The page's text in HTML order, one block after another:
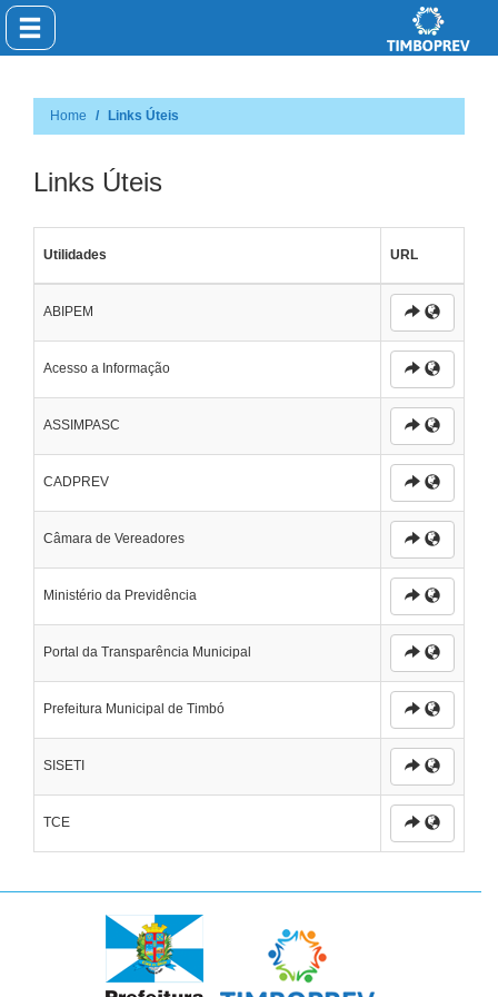
Home Links Úteis
Links Úteis
Utilidades URL
ABIPEM
Acesso a Informação
ASSIMPASC
CADPREV
Câmara de Vereadores
Ministério da Previdência
Portal da Transparência Municipal
Prefeitura Municipal de Timbó
SISETI
TCE